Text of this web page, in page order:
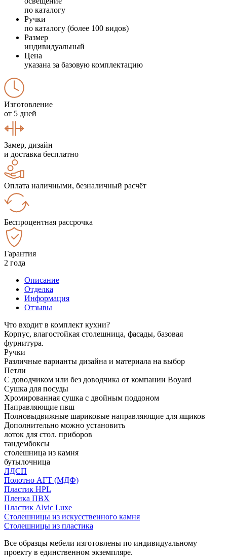
по каталогу
Ручки
по каталогу (более 100 видов)
Размер
индивидуальный
Цена
указана за базовую комплектацию
Изготовление
от 5 дней
Замер, дизайн
и доставка бесплатно
Оплата наличными, безналичный расчёт
Беспроцентная рассрочка
Гарантия
2 года
Описание
Отделка
Информация
Отзывы
Что входит в комплект кухни?
Корпус, влагостойкая столешница, фасады, базовая
фурнитура.
Ручки
Различные варианты дизайна и материала на выбор
Петли
С доводчиком или без доводчика от компании Boyard
Сушка для посуды
Хромированная сушка с двойным поддоном
Направляющие пвш
Полновыдвижные шариковые направляющие для ящиков
Дополнительно можно установить
лоток для стол. приборов
тандембоксы
столешница из камня
бутылочница
ЛДСП
Полотно АГТ (МДФ)
Пластик HPL
Пленка ПВХ
Пластик Alvic Luxe
Столешницы из искусственного камня
Столешницы из пластика
Все образцы мебели изготовлены по индивидуальному
проекту в единственном экземпляре.